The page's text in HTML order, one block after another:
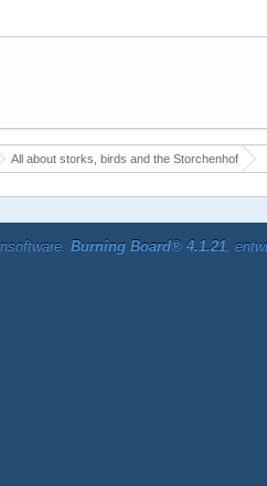
All about storks, birds and the Storchenhof
Burning Board® 4.1.21,